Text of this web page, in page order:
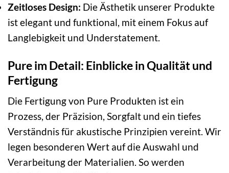
Zeitloses Design: Die Ästhetik unserer Produkte
ist elegant und funktional, mit einem Fokus auf
Langlebigkeit und Understatement.
Pure im Detail: Einblicke in Qualität und
Fertigung
Die Fertigung von Pure Produkten ist ein
Prozess, der Präzision, Sorgfalt und ein tiefes
Verständnis für akustische Prinzipien vereint. Wir
legen besonderen Wert auf die Auswahl und
Verarbeitung der Materialien. So werden